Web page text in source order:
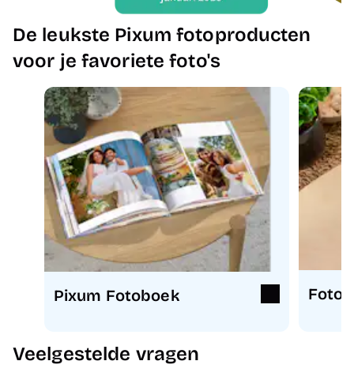
De leukste Pixum fotoproducten
voor je favoriete foto's
Pixum Fotoboek
Veelgestelde vragen